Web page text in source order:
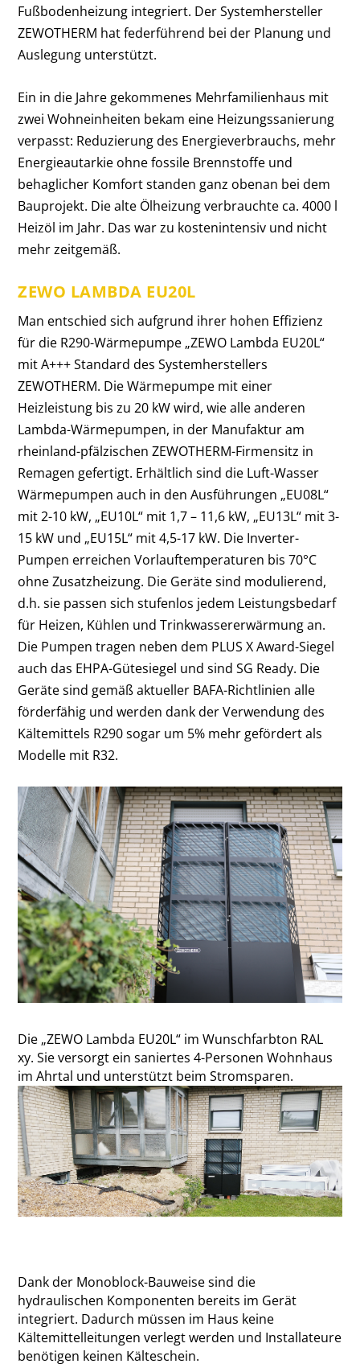
Fußbodenheizung integriert. Der Systemhersteller
ZEWOTHERM hat federführend bei der Planung und
Auslegung unterstützt.
Ein in die Jahre gekommenes Mehrfamilienhaus mit
zwei Wohneinheiten bekam eine Heizungssanierung
verpasst: Reduzierung des Energieverbrauchs, mehr
Energieautarkie ohne fossile Brennstoffe und
behaglicher Komfort standen ganz obenan bei dem
Bauprojekt. Die alte Ölheizung verbrauchte ca. 4000 l
Heizöl im Jahr. Das war zu kostenintensiv und nicht
mehr zeitgemäß.
ZEWO LAMBDA EU20L
Man entschied sich aufgrund ihrer hohen Effizienz
für die R290-Wärmepumpe „ZEWO Lambda EU20L“
mit A+++ Standard des Systemherstellers
ZEWOTHERM. Die Wärmepumpe mit einer
Heizleistung bis zu 20 kW wird, wie alle anderen
Lambda-Wärmepumpen, in der Manufaktur am
rheinland-pfälzischen ZEWOTHERM-Firmensitz in
Remagen gefertigt. Erhältlich sind die Luft-Wasser
Wärmepumpen auch in den Ausführungen „EU08L“
mit 2-10 kW, „EU10L“ mit 1,7 – 11,6 kW, „EU13L“ mit 3-
15 kW und „EU15L“ mit 4,5-17 kW. Die Inverter-
Pumpen erreichen Vorlauftemperaturen bis 70°C
ohne Zusatzheizung. Die Geräte sind modulierend,
d.h. sie passen sich stufenlos jedem Leistungsbedarf
für Heizen, Kühlen und Trinkwassererwärmung an.
Die Pumpen tragen neben dem PLUS X Award-Siegel
auch das EHPA-Gütesiegel und sind SG Ready. Die
Geräte sind gemäß aktueller BAFA-Richtlinien alle
förderfähig und werden dank der Verwendung des
Kältemittels R290 sogar um 5% mehr gefördert als
Modelle mit R32.
Die „ZEWO Lambda EU20L“ im Wunschfarbton RAL
xy. Sie versorgt ein saniertes 4-Personen Wohnhaus
im Ahrtal und unterstützt beim Stromsparen.
Dank der Monoblock-Bauweise sind die
hydraulischen Komponenten bereits im Gerät
integriert. Dadurch müssen im Haus keine
Kältemittelleitungen verlegt werden und Installateure
benötigen keinen Kälteschein.